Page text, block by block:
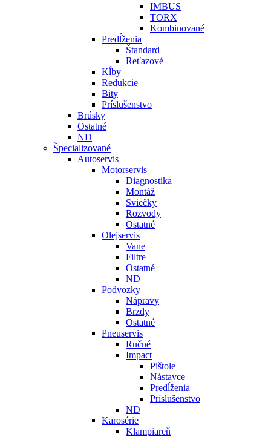
IMBUS
TORX
Kombinované
Predĺženia
Štandard
Reťazové
Kĺby
Redukcie
Bity
Príslušenstvo
Brúsky
Ostatné
ND
Špecializované
Autoservis
Motorservis
Diagnostika
Montáž
Sviečky
Rozvody
Ostatné
Olejservis
Vane
Filtre
Ostatné
ND
Podvozky
Nápravy
Brzdy
Ostatné
Pneuservis
Ručné
Impact
Pištole
Nástavce
Predĺženia
Príslušenstvo
ND
Karosérie
Klampiareň